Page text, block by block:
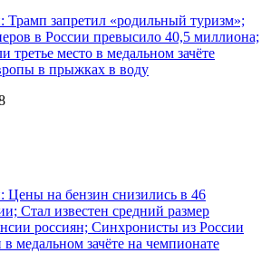
Трамп запретил «родильный туризм»;
в России превысило 40,5 миллиона;
третье место в медальном зачёте
в прыжках в воду
Цены на бензин снизились в 46
Стал известен средний размер
россиян; Синхронисты из России
медальном зачёте на чемпионате